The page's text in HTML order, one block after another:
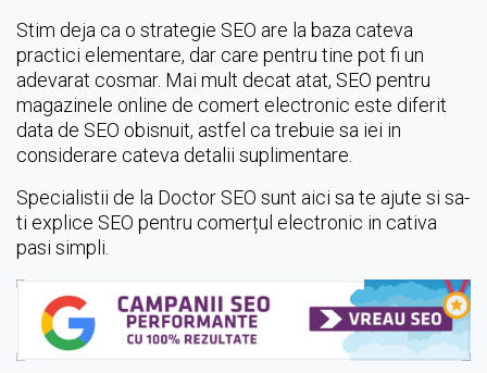
Stim deja ca o strategie SEO are la baza cateva
practici elementare, dar care pentru tine pot fi un
adevarat cosmar. Mai mult decat atat, SEO pentru
magazinele online de comert electronic este diferit
data de SEO obisnuit, astfel ca trebuie sa iei in
considerare cateva detalii suplimentare.
Specialistii de la Doctor SEO sunt aici sa te ajute si sa-
ti explice SEO pentru comerțul electronic in cativa
pasi simpli.